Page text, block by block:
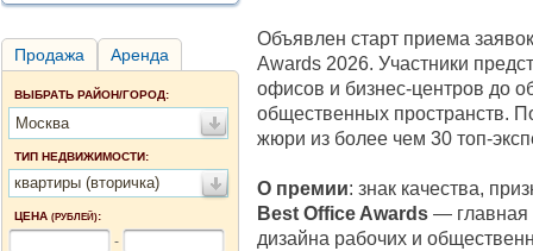
Продажа Аренда
ВЫБРАТЬ РАЙОН/ГОРОД:
Москва
ТИП НЕДВИЖИМОСТИ:
квартиры (вторичка)
ЦЕНА (РУБЛЕЙ):
-
Объявлен старт приема
Awards 2026. Участники
офисов и бизнес-центров до
общественных пространств.
жюри из более чем 30 топ-
О премии: знак качества,
Best Office Awards — главная
дизайна рабочих и